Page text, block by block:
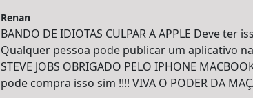
Renan
BANDO DE IDIOTAS CULPAR A APPLE Deve
Qualquer pessoa pode publicar um aplicativo
STEVE JOBS OBRIGADO PELO IPHONE
pode compra isso sim !!!! VIVA O PODER DA